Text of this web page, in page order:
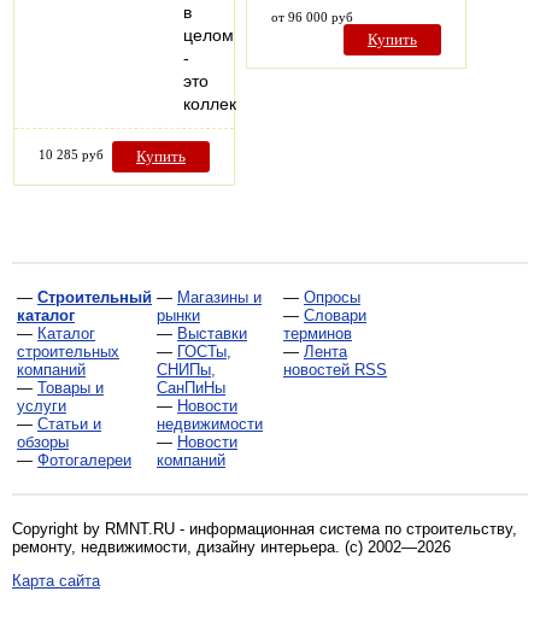
в
целом
-
это
коллекция…
10 285 руб Купить
от 96 000 руб
Купить
— Строительный
каталог
— Каталог
строительных
компаний
— Товары и
услуги
— Статьи и
обзоры
— Фотогалереи
— Магазины и
рынки
— Выставки
— ГОСТы,
СНИПы,
СанПиНы
— Новости
недвижимости
— Новости
компаний
— Опросы
— Словари
терминов
— Лента
новостей RSS
Copyright by RMNT.RU - информационная система по строительству,
ремонту, недвижимости, дизайну интерьера . (c) 2002—2026
Карта сайта